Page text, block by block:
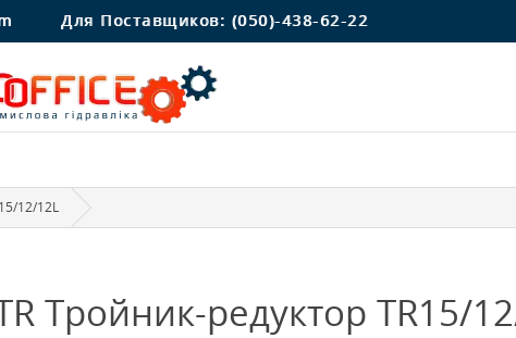
Для Поставщиков: (050)-438-62-22
12/12L
Тройник-редуктор TR15/